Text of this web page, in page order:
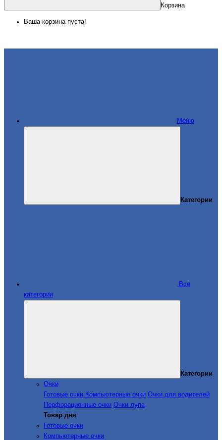
Корзина
Ваша корзина пуста!
Меню
Категории
Все
категории
Категории
Очки
Готовые очки Компьютерные очки Очки для водителей
Перфорационные очки Очки лупа
Товар дня
Готовые очки
Компьютерные очки